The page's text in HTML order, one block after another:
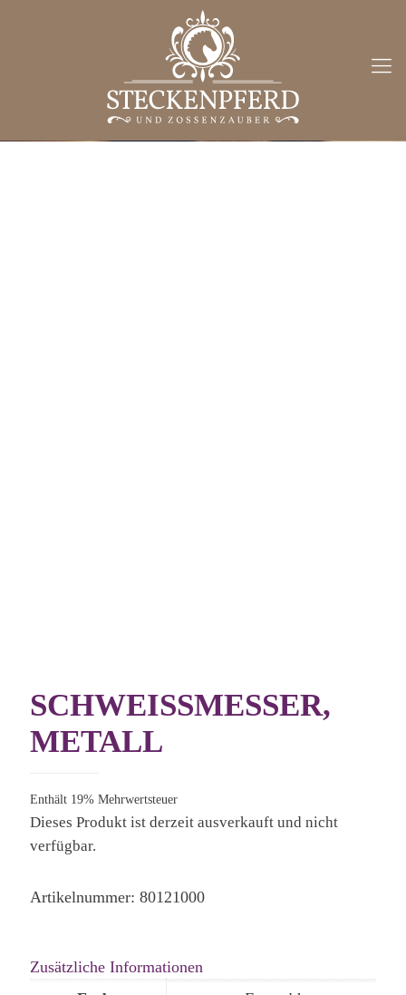
SCHWEISSMESSER, M
ETALL
Enthält 19% Mehrwertsteuer
Dieses Produkt ist derzeit ausverkauft und nicht
verfügbar.
Artikelnummer: 80121000
Zusätzliche Informationen